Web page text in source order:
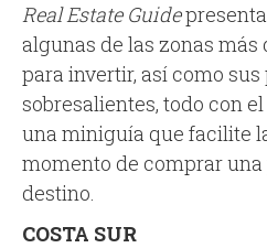
Real Estate Guide
algunas de las zonas más
para invertir, así como
sobresalientes, todo con
una miniguía que facilite
momento de comprar
destino.
COSTA SUR